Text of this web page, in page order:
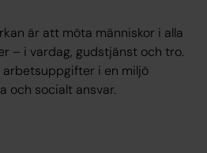
är att möta människor i alla
– i vardag, gudstjänst och tro.
arbetsuppgifter i en miljö
och socialt ansvar.